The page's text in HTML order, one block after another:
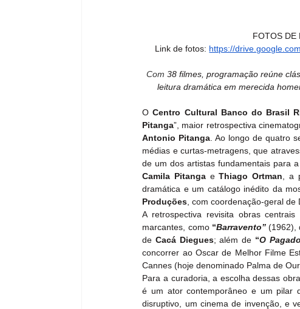
FOTOS DE
Link de fotos: https://
Com 38 filmes, programação reúne
leitura dramática em merecida
O Centro Cultural Banco do Brasil
Pitanga
Antonio Pitanga . Ao longo de quatro
médias e curtas-metragens, que
Camila Pitanga e Thiago Ortman , a
dramática e um catálogo inédito da
Produções , com coordenação-geral
A retrospectiva revisita obras centrais
marcantes, como “Barravento” (1962),
de Cacá Diegues; além de “O
concorrer ao Oscar de Melhor Filme
Cannes (hoje denominado Palma de
Para a curadoria, a escolha dessas
é um ator contemporâneo e um pilar
disruptivo, um cinema de invenção, e